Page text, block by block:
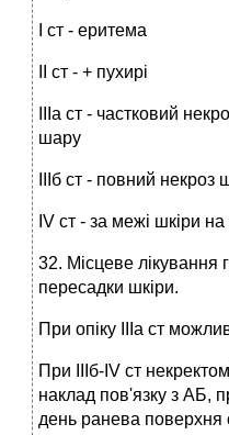
І ст - еритема
ІІ ст - + пухирі
ІІІа ст - частковий
шару
ІІІб ст - повний некроз
IV ст - за межі шкіри на
32. Місцеве лікування
пересадки шкіри.
При опіку ІІІа ст
При ІІІб-IV ст
наклад пов'язку з АБ,
день ранева поверхня